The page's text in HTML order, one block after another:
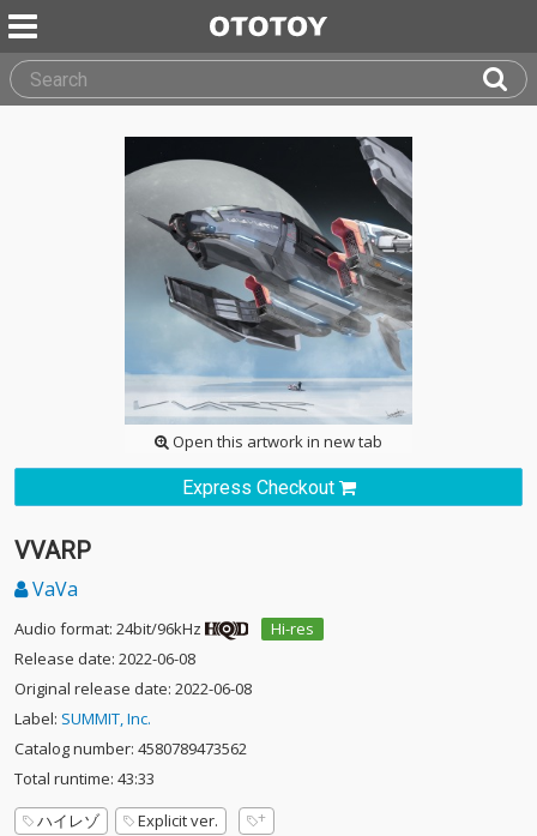
Open this artwork in new tab
Express Checkout
VVARP
VaVa
Audio format: 24bit/96kHz
Hi-res
Release date: 2022-06-08
Original release date: 2022-06-08
Label: SUMMIT, Inc.
Catalog number: 4580789473562
Total runtime: 43:33
ハイレゾ
Explicit ver.